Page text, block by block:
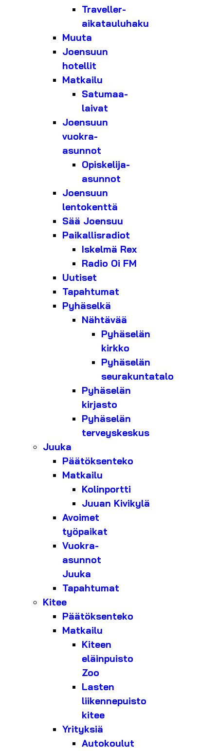
Traveller-
aikatauluhaku
Muuta
Joensuun
hotellit
Matkailu
Satumaa-
laivat
Joensuun
vuokra-
asunnot
Opiskelija-
asunnot
Joensuun
lentokenttä
Sää Joensuu
Paikallisradiot
Iskelmä Rex
Radio Oi FM
Uutiset
Tapahtumat
Pyhäselkä
Nähtävää
Pyhäselän
kirkko
Pyhäselän
seurakuntatalo
Pyhäselän
kirjasto
Pyhäselän
terveyskeskus
Juuka
Päätöksenteko
Matkailu
Kolinportti
Juuan Kivikylä
Avoimet
työpaikat
Vuokra-
asunnot
Juuka
Tapahtumat
Kitee
Päätöksenteko
Matkailu
Kiteen
eläinpuisto
Zoo
Lasten
liikennepuisto
kitee
Yrityksiä
Autokoulut